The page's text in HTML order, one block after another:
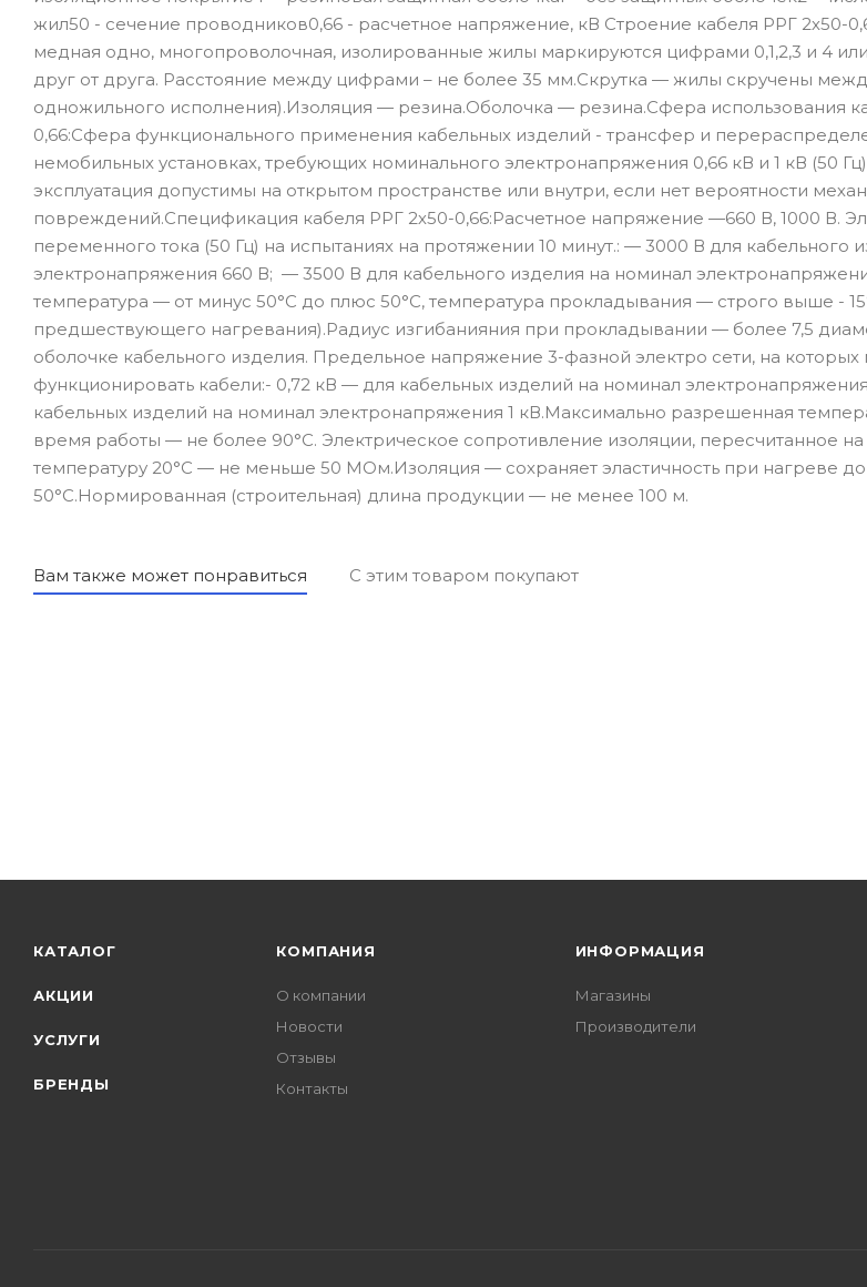
жил50 - сечение проводников0,66 - расчетное напряжение, кВ Строение кабеля РРГ 2х50-
медная одно, многопроволочная, изолированные жилы маркируются цифрами 0,1,2,3 и 4
друг от друга. Расстояние между цифрами – не более 35 мм.Скрутка — жилы скручены
одножильного исполнения).Изоляция — резина.Оболочка — резина.Сфера использования
0,66:Сфера функционального применения кабельных изделий - трансфер и
немобильных установках, требующих номинального электронапряжения 0,66 кВ и 1 кВ (50
эксплуатация допустимы на открытом пространстве или внутри, если нет вероятности
повреждений.Спецификация кабеля РРГ 2х50-0,66:Расчетное напряжение —660 В, 1000 В.
переменного тока (50 Гц) на испытаниях на протяжении 10 минут.: — 3000 В для кабельного
электронапряжения 660 В; — 3500 В для кабельного изделия на номинал
температура — от минус 50°С до плюс 50°С, температура прокладывания — строго выше -
предшествующего нагревания).Радиус изгибанияния при прокладывании — более 7,5
оболочке кабельного изделия. Предельное напряжение 3-фазной электро сети, на которых
функционировать кабели:- 0,72 кВ — для кабельных изделий на номинал
кабельных изделий на номинал электронапряжения 1 кВ.Максимально разрешенная
время работы — не более 90°С. Электрическое сопротивление изоляции, пересчитанное на
температуру 20°С — не меньше 50 МОм.Изоляция — сохраняет эластичность при нагреве
50°С.Нормированная (строительная) длина продукции — не менее 100 м.
Вам также может понравиться С этим товаром покупают
КАТАЛОГ
АКЦИИ
УСЛУГИ
БРЕНДЫ
КОМПАНИЯ
О компании
Новости
Отзывы
Контакты
ИНФОРМАЦИЯ
Магазины
Производители